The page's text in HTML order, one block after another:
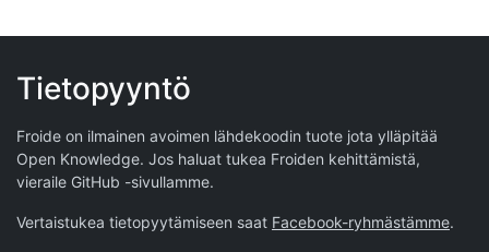
Tietopyyntö
Froide on ilmainen avoimen lähdekoodin tuote jota ylläpitää
Open Knowledge. Jos haluat tukea Froiden kehittämistä,
vieraile GitHub -sivullamme.
Vertaistukea tietopyytämiseen saat Facebook-ryhmästämme.